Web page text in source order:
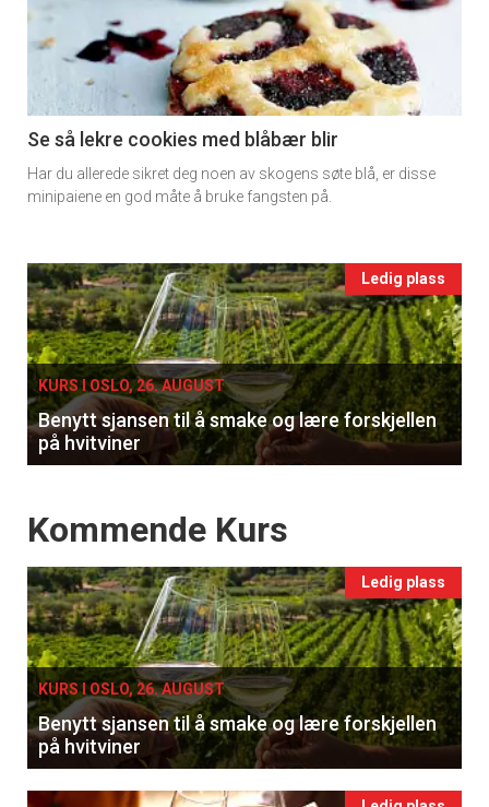
-
section
11
Ukens
Se så lekre cookies med blåbær blir
Har du allerede sikret deg noen av skogens søte blå, er disse
minipaiene en god måte å bruke fangsten på.
Events
single
Ledig plass
KURS I OSLO, 26. AUGUST
Benytt sjansen til å smake og lære forskjellen
på hvitviner
Events
Kommende Kurs
Ledig plass
KURS I OSLO, 26. AUGUST
Benytt sjansen til å smake og lære forskjellen
på hvitviner